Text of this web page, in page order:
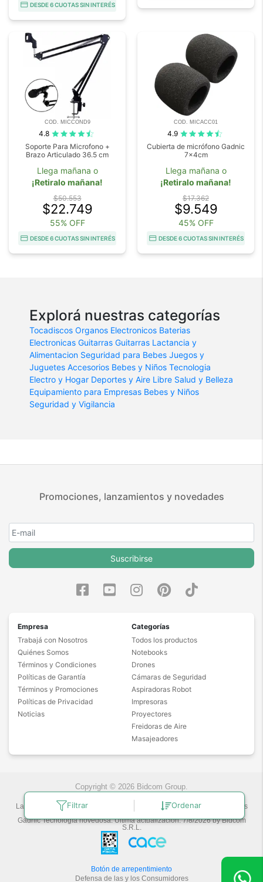
Filtrar Ordenar
DESDE 6 CUOTAS SIN INTERÉS
COD. MICCOND9
4.8
Soporte Para Microfono +
Brazo Articulado 36.5 cm
Llega mañana o
¡Retiralo mañana!
$50.553
$22.749
55% OFF
DESDE 6 CUOTAS SIN INTERÉS
COD. MICACC01
4.9
Cubierta de micrófono Gadnic
7x4cm
Llega mañana o
¡Retiralo mañana!
$17.362
$9.549
45% OFF
DESDE 6 CUOTAS SIN INTERÉS
Explorá nuestras categorías
Tocadiscos Organos Electronicos Baterias
Electronicas Guitarras Guitarras Lactancia y
Alimentacion Seguridad para Bebes Juegos y
Juguetes Accesorios Bebes y Niños Tecnologia
Electro y Hogar Deportes y Aire Libre Salud y Belleza
Equipamiento para Empresas Bebes y Niños
Seguridad y Vigilancia
Promociones, lanzamientos y novedades
Suscribirse
Empresa
Trabajá con Nosotros
Quiénes Somos
Términos y Condiciones
Políticas de Garantía
Términos y Promociones
Políticas de Privacidad
Noticias
Categorías
Todos los productos
Notebooks
Drones
Cámaras de Seguridad
Aspiradoras Robot
Impresoras
Proyectores
Freidoras de Aire
Masajeadores
Copyright © 2026 Bidcom Group.
Las fotos son a modo ilustrativo. La venta de cualquiera de los productos
publicados está sujeta a la verificación de stock.
Gadnic Tecnología novedosa.Última actualización:7/8/2026byBidcom
S.R.L.
Botón de arrepentimiento
Defensa de las y los Consumidores